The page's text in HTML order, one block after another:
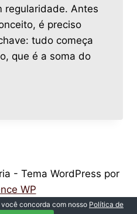
regularidade. Antes
é preciso
tudo começa
que é a soma do
- Tema WordPress por
WP
concorda com nosso Política de